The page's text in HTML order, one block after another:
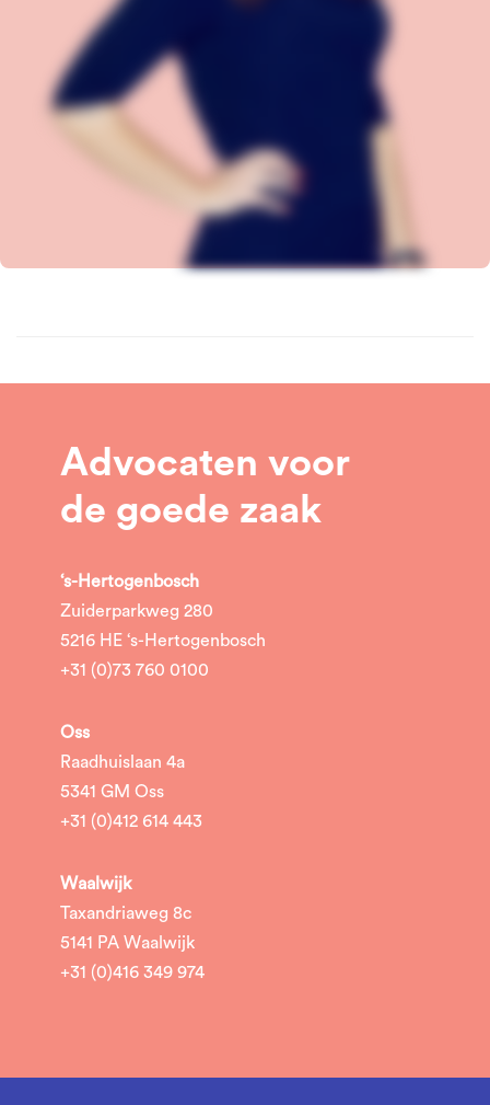
Advocaten voor
de goede zaak
‘s-Hertogenbosch
Zuiderparkweg 280
5216 HE ‘s-Hertogenbosch
+31 (0)73 760 0100
Oss
Raadhuislaan 4a
5341 GM Oss
+31 (0)412 614 443
Waalwijk
Taxandriaweg 8c
5141 PA Waalwijk
+31 (0)416 349 974